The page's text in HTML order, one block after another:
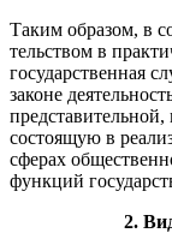
Таким образом, в
тельством в
государствен­ная
законе
состоящую в
сферах
функций
2.